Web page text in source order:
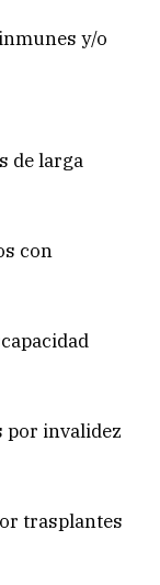
y/o
de larga
con
por invalidez
trasplantes